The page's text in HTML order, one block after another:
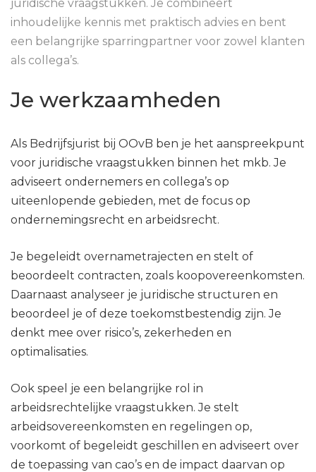
juridische vraagstukken. Je combineert
inhoudelijke kennis met praktisch advies en bent
een belangrijke sparringpartner voor zowel klanten
als collega’s.
Je werkzaamheden
Als Bedrijfsjurist bij OOvB ben je het aanspreekpunt
voor juridische vraagstukken binnen het mkb. Je
adviseert ondernemers en collega’s op
uiteenlopende gebieden, met de focus op
ondernemingsrecht en arbeidsrecht.
Je begeleidt overnametrajecten en stelt of
beoordeelt contracten, zoals koopovereenkomsten.
Daarnaast analyseer je juridische structuren en
beoordeel je of deze toekomstbestendig zijn. Je
denkt mee over risico’s, zekerheden en
optimalisaties.
Ook speel je een belangrijke rol in
arbeidsrechtelijke vraagstukken. Je stelt
arbeidsovereenkomsten en regelingen op,
voorkomt of begeleidt geschillen en adviseert over
de toepassing van cao’s en de impact daarvan op